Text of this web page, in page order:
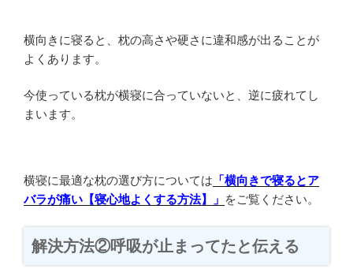
横向きに寝ると、枕の高さや硬さに違和感が出ることが
よくあります。
今使っている枕が横寝に合っていないと、逆に疲れてし
まいます。
横寝に最適な枕の選び方については 「横向きで寝るとア
バラが痛い【寝心地よくする方法】」 をご覧ください。
解決方法②呼吸が止まってたと伝える